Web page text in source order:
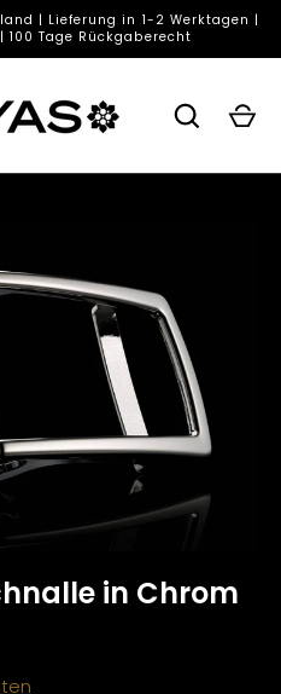
| Lieferung in 1-2 Werktagen |
Tage Rückgaberecht
in Chrom